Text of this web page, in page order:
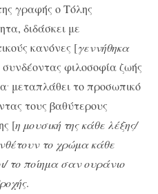
γραφής ο Τόλης
διδάσκει με
κανόνες [γεννήθηκα
συνδέοντας φιλοσοφία ζωής
. μεταπλάθει το προσωπικό
τους βαθύτερους
[η μουσική της κάθε λέξης/
το χρώμα κάθε
το ποίημα σαν ουράνιο
.